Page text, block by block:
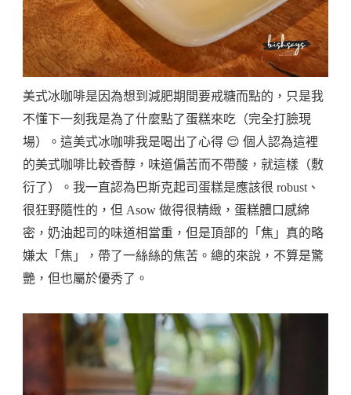
美式冰咖啡是因為想到減肥期間要戒糖而點的，只是我
不懂下一刻我是為了什麼點了蛋糕來吃（完全打臉現
場）。這美式冰咖啡我是喝出了心得 😌 個人認為這裡
的美式咖啡比較香醇，味道偏苦而不帶酸，就這樣（敷
衍了）。我一直認為巴斯克起司蛋糕是應該很 robust、
很狂野隨性的，但 Asow 做得很精緻，蛋糕體口感綿
密，奶油起司的味道相當重，但是頂部的「焦」真的略
嫌太「焦」，帶了一絲絲的焦苦。總的來說，不算是驚
艷，但也屬於優秀了。